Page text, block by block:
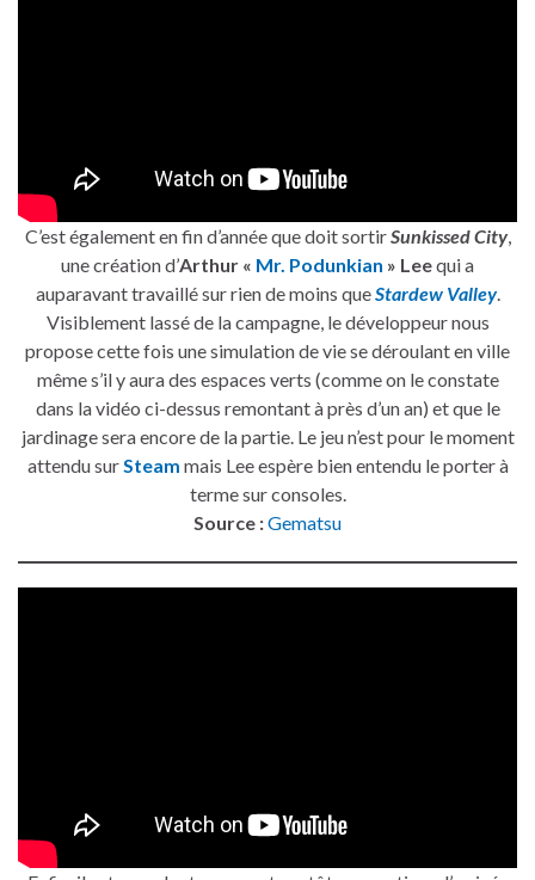
C’est également en fin d’année que doit sortirSunkissed City,
une création d’Arthur « Mr. Podunkian » Leequi a
auparavant travaillé sur rien de moins queStardew Valley.
Visiblement lassé de la campagne, le développeur nous
propose cette fois une simulation de vie se déroulant en ville
même s’il y aura des espaces verts (comme on le constate
dans la vidéo ci-dessus remontant à près d’un an) et que le
jardinage sera encore de la partie. Le jeu n’est pour le moment
attendu sur Steam mais Lee espère bien entendu le porter à
terme sur consoles.
Source :Gematsu